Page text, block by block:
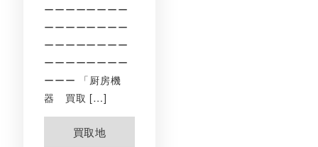
ーーーーーーーー
ーーーーーーーー
ーーーーーーーー
ーーーーーーーー
ーーー 「厨房機
器 買取 […]
買取地